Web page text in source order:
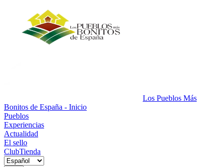
Los Pueblos Más
Bonitos de España - Inicio
Pueblos
Experiencias
Actualidad
El sello
ClubTienda